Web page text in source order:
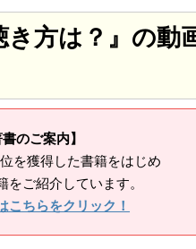
方は？』の動
のご案内】
を獲得した書籍をはじめ
ご紹介しています。
こちらをクリック！